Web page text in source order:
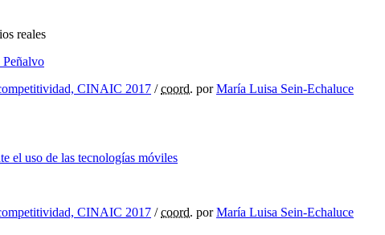
reales
Peñalvo
CINAIC 2017 /coord. porMaría Luisa Sein-Echaluce
el uso de las tecnologías móviles
CINAIC 2017 /coord. porMaría Luisa Sein-Echaluce